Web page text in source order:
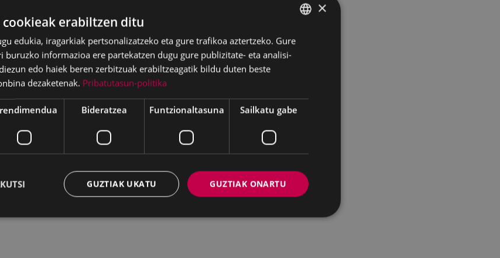
BASQUE
SPANISH
×
erabiltzen ditu
edukia, iragarkiak pertsonalizatzeko eta gure trafikoa aztertzeko. Gure
buruzko informazioa ere partekatzen dugu gure publizitate- eta analisi-
edo haiek beren zerbitzuak erabiltzeagatik bildu duten beste
dezaketenak. Pribatutasun-politika
Bideratzea Funtzionaltasuna Sailkatu gabe
GUZTIAK ONARTU
GUZTIAK UKATU